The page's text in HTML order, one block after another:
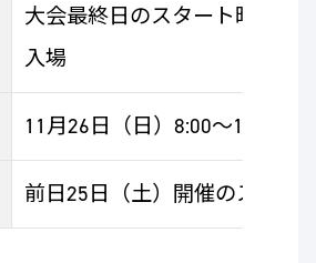
大会最終日のスタート時に子
入場
11月26日（日）8:00～10:00予
前日25日（土）開催のスナッ